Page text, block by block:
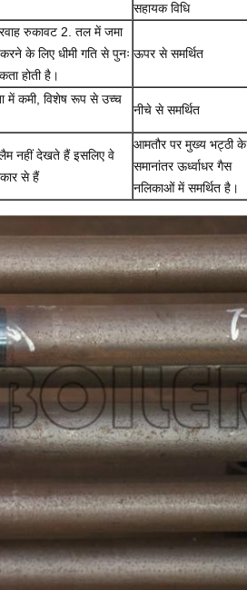
सहायक विधि
रुकावट 2. तल में जमा
करने के लिए धीमी गति से पुनः
होती है।
ऊपर से समर्थित
में कमी, विशेष रूप से उच्च
नीचे से समर्थित
नहीं देखते हैं इसलिए वे
से हैं
आमतौर पर मुख्य भट्ठी के
समानांतर ऊर्ध्वाधर गैस
नलिकाओं में समर्थित है।